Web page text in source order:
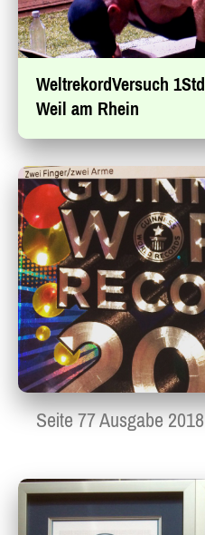
WeltrekordVersuch
Weil am Rhein
Seite 77 Ausgabe